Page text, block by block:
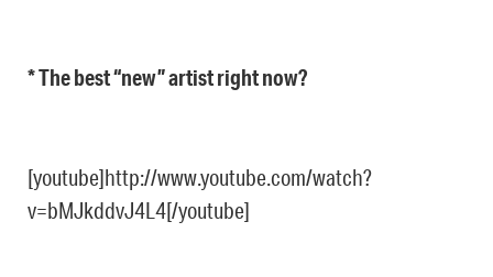
* The best “new” artist right now?
[youtube]http://www.youtube.com/watch?
v=bMJkddvJ4L4[/youtube]